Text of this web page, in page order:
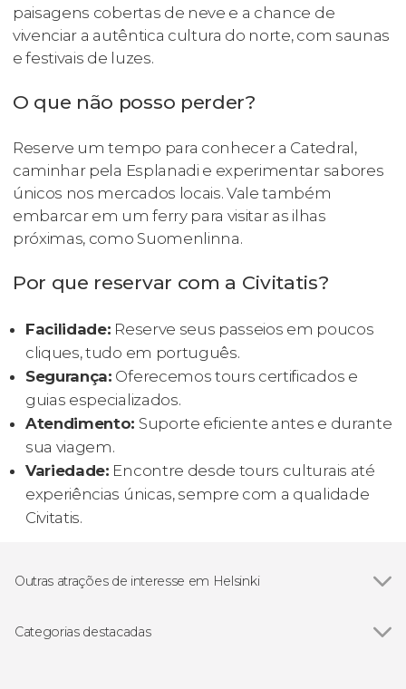
paisagens cobertas de neve e a chance de
vivenciar a autêntica cultura do norte, com saunas
e festivais de luzes.
O que não posso perder?
Reserve um tempo para conhecer a Catedral,
caminhar pela Esplanadi e experimentar sabores
únicos nos mercados locais. Vale também
embarcar em um ferry para visitar as ilhas
próximas, como Suomenlinna.
Por que reservar com a Civitatis?
Facilidade: Reserve seus passeios em poucos
cliques, tudo em português.
Segurança: Oferecemos tours certificados e
guias especializados.
Atendimento: Suporte eficiente antes e durante
sua viagem.
Variedade: Encontre desde tours culturais até
experiências únicas, sempre com a qualidade
Civitatis.
Outras atrações de interesse em Helsinki
Categorias destacadas